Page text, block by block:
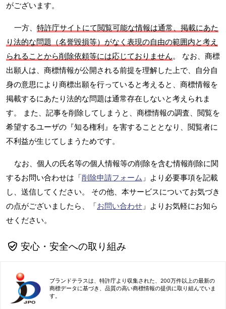
がございます。
一方、 特許庁サイトにて閲覧可能な情報は通常、掲載にあた
り法的な問題（名誉毀損等）がなく表現の自由の範囲内と考え
られることから削除依頼等には応じておりません。 なお、商標
出願人は、商標情報が公開される前提を理解した上で、自分自
身の意思により商標出願を行っていると考えると、商標情報を
掲載するにあたり法的な問題は通常存在しないと考えられま
す。 また、記事を削除してしまうと、商標情報の調査、閲覧を
希望するユーザの『知る権利』を害することとなり、閲覧者に
不利益が生じてしまうためです。
なお、個人の氏名等の個人情報等の削除を含む情報削除に関
するお問い合わせは「削除申請フォーム 」より必要事項を記載
し、送信してください。 その他、本サービスについてお気づき
の点がございましたら、「お問い合わせ 」よりお気軽にお知ら
せください。
安心・安全への取り組み
ブランドテラスは、特許庁より収集された、200万件以上の最新の
商標データに基づき、品質の高い商標情報の提供に取り組んでいま
す。